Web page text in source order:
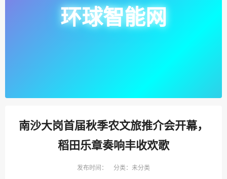
环球智能网
南沙大岗首届秋季农文旅推介会开幕，
稻田乐章奏响丰收欢歌
发布时间： 分类：未分类